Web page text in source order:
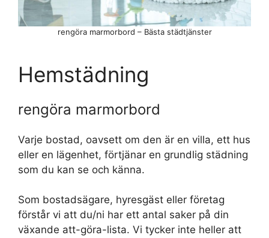
rengöra marmorbord – Bästa städtjänster
Hemstädning
rengöra marmorbord
Varje bostad, oavsett om den är en villa, ett hus
eller en lägenhet, förtjänar en grundlig städning
som du kan se och känna.
Som bostadsägare, hyresgäst eller företag
förstår vi att du/ni har ett antal saker på din
växande att-göra-lista. Vi tycker inte heller att